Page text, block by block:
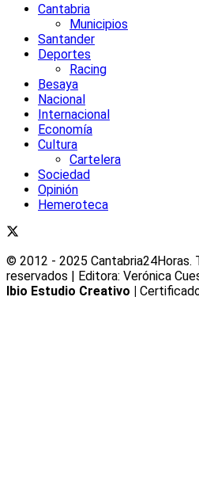
Cantabria
Municipios
Santander
Deportes
Racing
Besaya
Nacional
Internacional
Economía
Cultura
Cartelera
Sociedad
Opinión
Hemeroteca
© 2012 - 2025 Cantabria24Horas.
reservados | Editora: Verónica
Ibio Estudio Creativo |